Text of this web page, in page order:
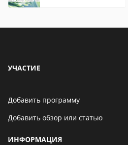
УЧАСТИЕ
Добавить программу
Добавить обзор или статью
ИНФОРМАЦИЯ